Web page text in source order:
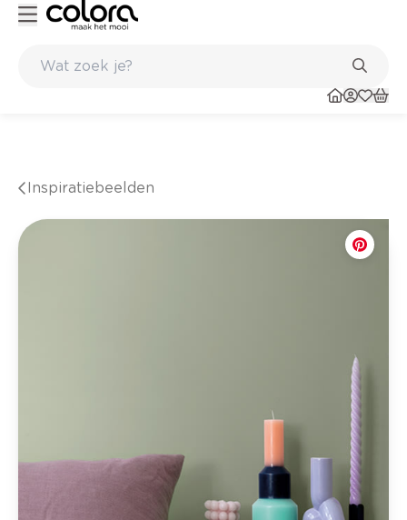
Inspiratiebeelden